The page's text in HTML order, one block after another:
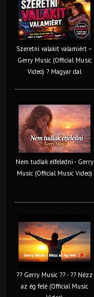
Szeretni valakit valamiért –
Gerry Music (Official Music
Video) ? Magyar dal
Nem tudlak elfeledni - Gerry
Music (Official Music Video)
?? Gerry Music ?? - ?? Nézz
az ég felé (Official Music